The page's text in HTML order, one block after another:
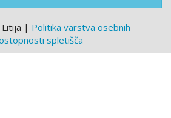
Litija | Politika varstva osebnih
spletišča